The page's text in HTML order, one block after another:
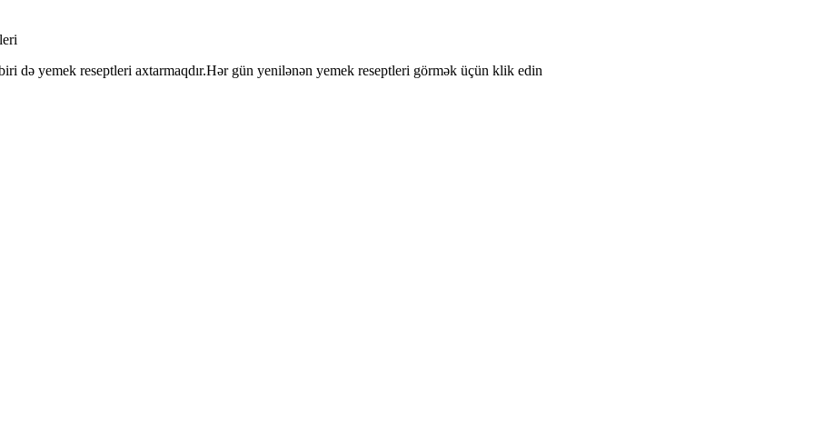
də yemek reseptleri axtarmaqdır.Hər gün yenilənən yemek reseptleri görmək üçün klik edin